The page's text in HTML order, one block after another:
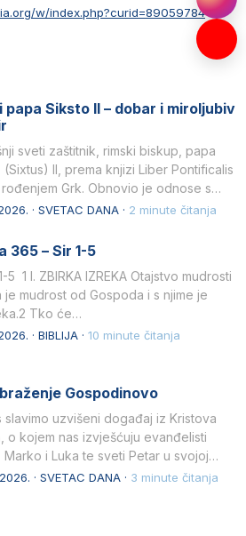
w/index.php?curid=89059784
papa Siksto II – dobar i miroljubiv
sveti zaštitnik, rimski biskup, papa
(Sixtus) II, prema knjizi Liber Pontificalis
Grk. Obnovio je odnose s
· SVETAC DANA · 2 minute čitanja
365 – Sir 1-5
5 1 I. ZBIRKA IZREKA Otajstvo mudrosti
je mudrost od Gospoda i s njime je
Tko će…
· BIBLIJA · 10 minute čitanja
Gospodinovo
slavimo uzvišeni događaj iz Kristova
o kojem nas izvješćuju evanđelisti
Marko i Luka te sveti Petar u svojoj
· SVETAC DANA · 3 minute čitanja